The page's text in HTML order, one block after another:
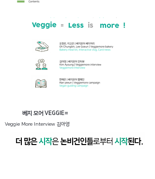
베지 모어 VEGGIE=
Veggie More Interview 김아영